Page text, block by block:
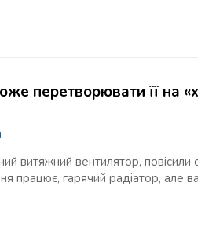
перетворювати її на
витяжний вентилятор, повісили
працює, гарячий радіатор, але